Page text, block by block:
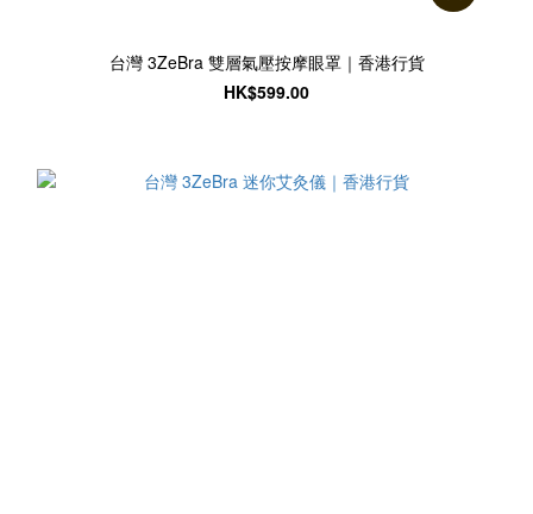
台灣 3ZeBra 雙層氣壓按摩眼罩｜香港行貨
HK$599.00